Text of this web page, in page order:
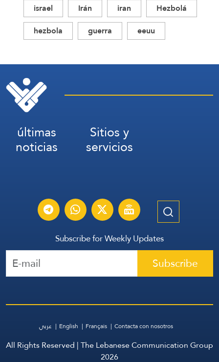
israel
Irán iran
Hezbolá
hezbola
guerra eeuu
últimas
noticias
Sitios y
servicios
Subscribe for Weekly Updates
Subscribe
عربي English Français Contacta con nosotros
All Rights Reserved | The Lebanese Communication Group
2026